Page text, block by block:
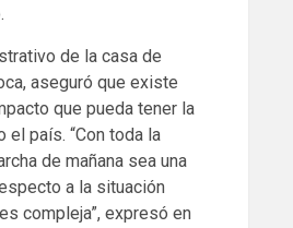
de la casa de
aseguró que existe
que pueda tener la
el país. “Con toda la
de mañana sea una
a la situación
compleja”, expresó en